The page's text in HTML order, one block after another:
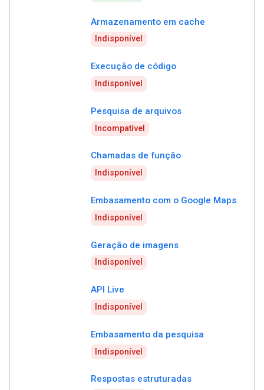
Armazenamento em cache
Indisponível
Execução de código
Indisponível
Pesquisa de arquivos
Incompatível
Chamadas de função
Indisponível
Embasamento com o Google Maps
Indisponível
Geração de imagens
Indisponível
API Live
Indisponível
Embasamento da pesquisa
Indisponível
Respostas estruturadas